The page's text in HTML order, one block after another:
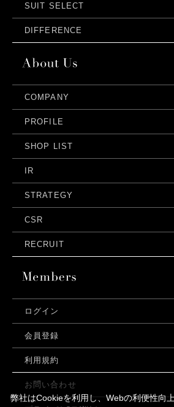
SUIT SELECT
DIFFERENCE
COMPANY
PROFILE
SHOP LIST
IR
STRATEGY
CSR
RECRUIT
ログイン
会員登録
利用規約
お問い合わせ
弊社はCookieを利用し、Webの利便性向